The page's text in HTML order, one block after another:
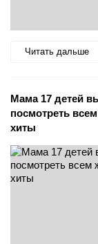
Читать дальше
Мама 17 детей
посмотреть
хиты